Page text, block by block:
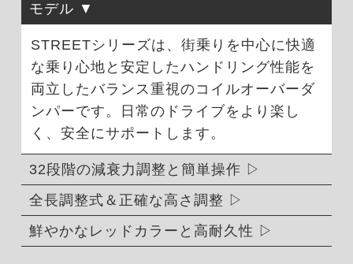
モデル
STREETシリーズは、街乗りを中心に快適
な乗り心地と安定したハンドリング性能を
両立したバランス重視のコイルオーバーダ
ンパーです。日常のドライブをより楽し
く、安全にサポートします。
32段階の減衰力調整と簡単操作
全長調整式＆正確な高さ調整
鮮やかなレッドカラーと高耐久性